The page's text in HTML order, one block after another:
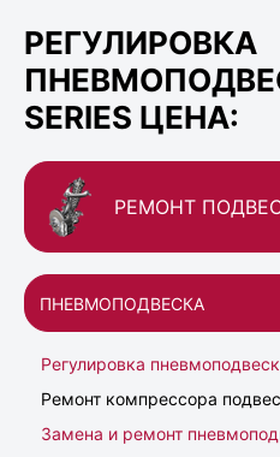
РЕГУЛИРОВКА
SERIES ЦЕНА:
РЕМОНТ
ПНЕВМОПОДВЕСКА
Регулировка
Ремонт компрессора
Замена и ремонт